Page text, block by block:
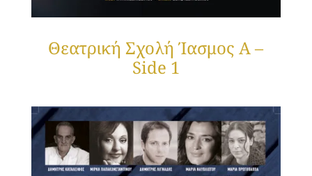
Θεατρική Σχολή Ίασμος A –
Side 1